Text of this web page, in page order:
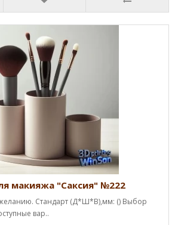
макияжа "Саксия" №222
Стандарт (Д*Ш*В),мм: () Выбор
вар..